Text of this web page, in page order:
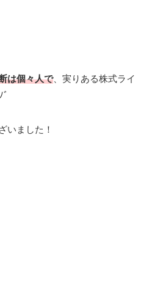
は個々人で、実りある株式ライ
ﾞ
いました！